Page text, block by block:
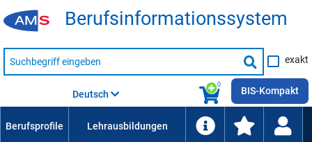
Be­rufs­in­for­ma­ti­ons­sys­tem
Suche
nach
Suche
starten
exakt
0
Deutsch BIS-Kompakt